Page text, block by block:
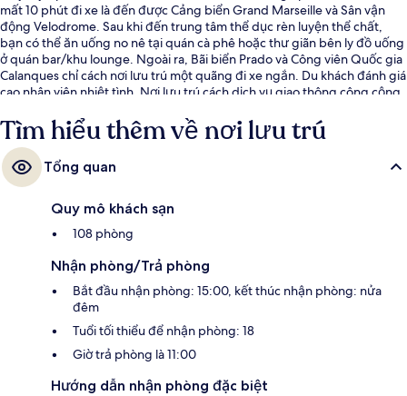
mất 10 phút đi xe là đến được Cảng biển Grand Marseille và Sân vận
động Velodrome. Sau khi đến trung tâm thể dục rèn luyện thể chất,
bạn có thể ăn uống no nê tại quán cà phê hoặc thư giãn bên ly đồ uống
ở quán bar/khu lounge. Ngoài ra, Bãi biển Prado và Công viên Quốc gia
Calanques chỉ cách nơi lưu trú một quãng đi xe ngắn. Du khách đánh giá
cao nhân viên nhiệt tình. Nơi lưu trú cách dịch vụ giao thông công cộng
Jules Guesde 3 phút.
Tìm hiểu thêm về nơi lưu trú
Tổng quan
Quy mô khách sạn
108 phòng
Nhận phòng/Trả phòng
Bắt đầu nhận phòng: 15:00, kết thúc nhận phòng: nửa
đêm
Tuổi tối thiểu để nhận phòng: 18
Giờ trả phòng là 11:00
Hướng dẫn nhận phòng đặc biệt